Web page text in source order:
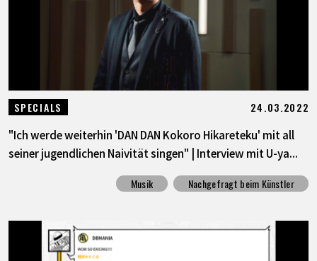
SPECIALS 24.03.2022
"Ich werde weiterhin 'DAN DAN Kokoro Hikareteku' mit all
seiner jugendlichen Naivität singen" | Interview mit U-ya...
Musik Nachgefragt beim Künstler